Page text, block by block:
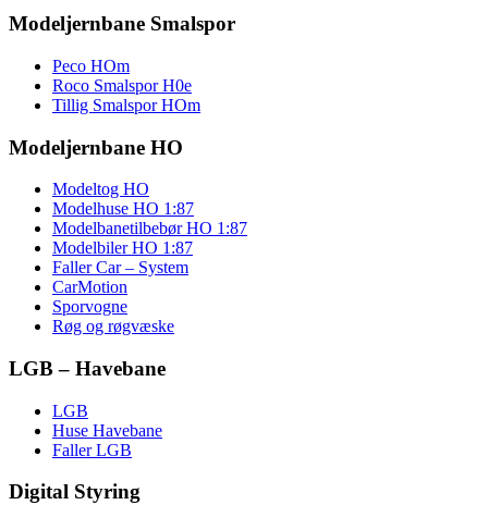
Modeljernbane Smalspor
Peco HOm
Roco Smalspor H0e
Tillig Smalspor HOm
Modeljernbane HO
Modeltog HO
Modelhuse HO 1:87
Modelbanetilbebør HO 1:87
Modelbiler HO 1:87
Faller Car – System
CarMotion
Sporvogne
Røg og røgvæske
LGB – Havebane
LGB
Huse Havebane
Faller LGB
Digital Styring